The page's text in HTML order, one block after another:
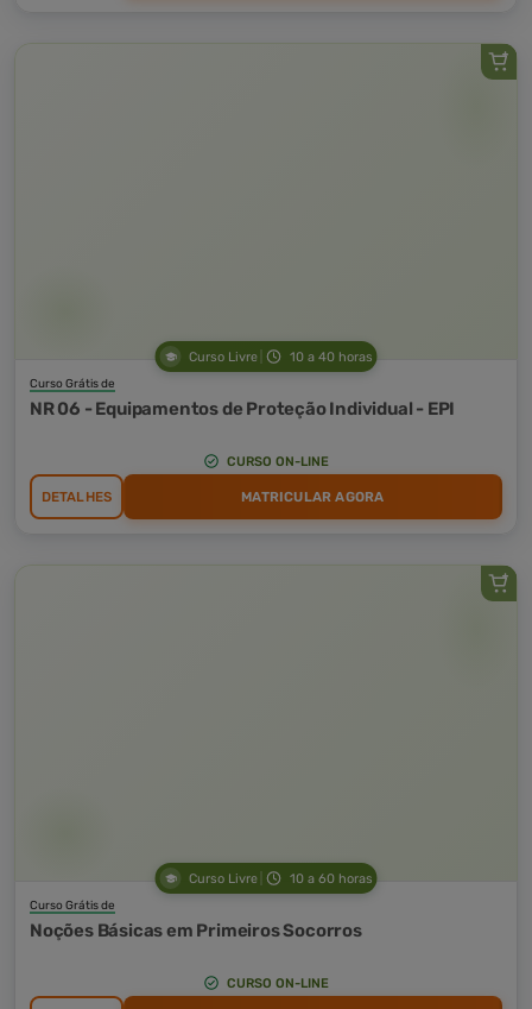
Curso Livre 10 a 40 horas
Curso Grátis de
NR 06 - Equipamentos de Proteção Individual - EPI
CURSO ON-LINE
DETALHES MATRICULAR AGORA
Curso Livre 10 a 60 horas
Curso Grátis de
Noções Básicas em Primeiros Socorros
CURSO ON-LINE